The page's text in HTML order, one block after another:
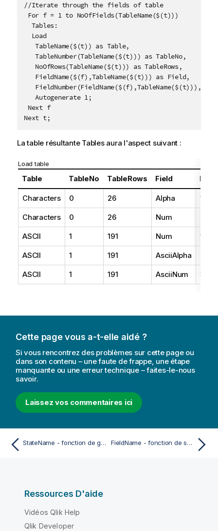
//Iterate through the fields of table
For f = 1 to NoOfFields(TableName($(t)))
  Tables:
  Load
   TableName($(t)) as Table,
   TableNumber(TableName($(t))) as TableNo,
   NoOfRows(TableName($(t))) as TableRows,
   FieldName($(f),TableName($(t))) as Field,
   Autogenerate 1;
Next f
Next t;
La table résultante Tablesaura l'aspect suivant :
Load table
Table TableNo TableRows Field
Characters 0 26 Alpha 1
Characters 0 26 Num
ASCII 1 191 Num 1
ASCII 1 191 AsciiAlpha
ASCII 1 191 AsciiNum 3
Cette page vous a-t-elle aidé ?
Si vous rencontrez des problèmes sur cette page ou
dans son contenu – une faute de frappe, une étape
manquante ou une erreur technique – faites-le-nous
savoir.
Laissez vos commentaires ici
StateName - fonction de graphique FieldName - fonction de script
Ressources D'aide
Vidéos Qlik Help
Qlik Developer